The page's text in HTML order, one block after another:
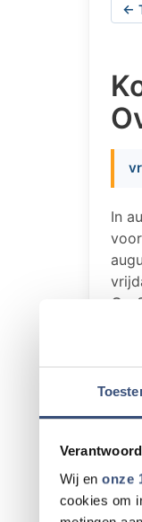
Wij en onze
cookies om
←
In
Op
De
De